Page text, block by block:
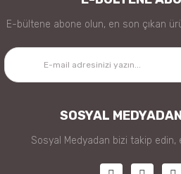
E-bültene abone olun, en son çıkan
SOSYAL
Sosyal Medyadan bizi takip edin,